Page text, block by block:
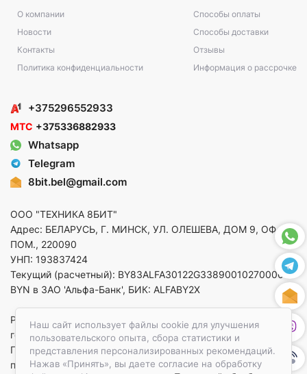
Наш сайт использует файлы cookie для улучшения
пользовательского опыта, сбора статистики и
представления персонализированных рекомендаций.
Нажав «Принять», вы даете согласие на обработку
О компании
Новости
Контакты
Политика конфиденциальности
Способы оплаты
Способы доставки
Отзывы
Информация о рассрочке
+375296552933
МТС +375336882933
Whatsapp
Telegram
8bit.bel@gmail.com
ООО "ТЕХНИКА 8БИТ"
Адрес: БЕЛАРУСЬ, Г. МИНСК, УЛ. ОЛЕШЕВА, ДОМ 9, ОФ. 5,
ПОМ., 220090
УНП: 193837424
Текущий (расчетный): BY83ALFA30122G33890010270000 в
BYN в ЗАО 'Альфа-Банк', БИК: ALFABY2X
Регистрация в торговом реестре от 14.08.2025 Минский
горисполком
По вопросам защиты прав потребителей
приемная:+375173783412